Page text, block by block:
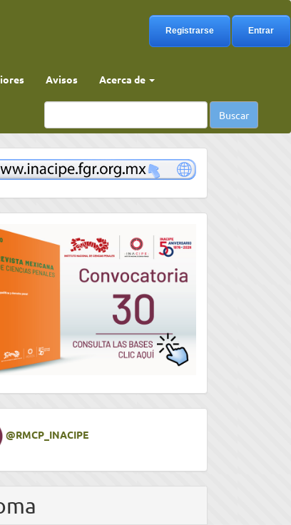
Registrarse Entrar
Avisos Acerca de
Buscar
@RMCP_INACIPE